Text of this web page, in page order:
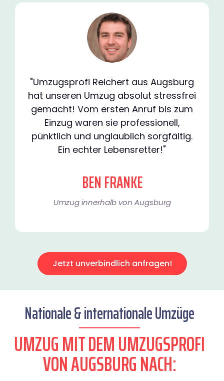
"Umzugsprofi Reichert aus Augsburg
hat unseren Umzug absolut stressfrei
gemacht! Vom ersten Anruf bis zum
Einzug waren sie professionell,
pünktlich und unglaublich sorgfältig.
Ein echter Lebensretter!"
BEN FRANKE
Umzug innerhalb von Augsburg​
Jetzt unverbindlich anfragen!
Nationale & internationale Umzüge
UMZUG MIT DEM UMZUGSPROFI
VON AUGSBURG NACH: